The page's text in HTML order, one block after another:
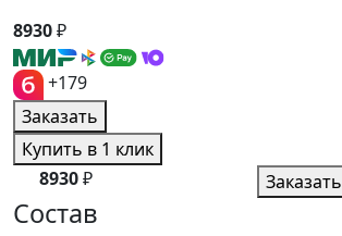
8930₽
+179
Заказать
Купить в 1 клик
8930₽ Заказать
Состав